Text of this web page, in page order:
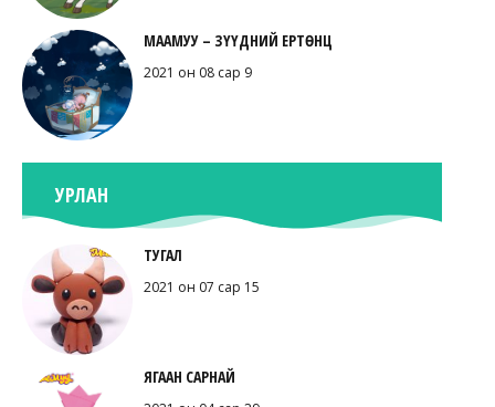
МААМУУ – ЗҮҮДНИЙ ЕРТӨНЦ
2021 он 08 сар 9
УРЛАН
ТУГАЛ
2021 он 07 сар 15
ЯГААН САРНАЙ